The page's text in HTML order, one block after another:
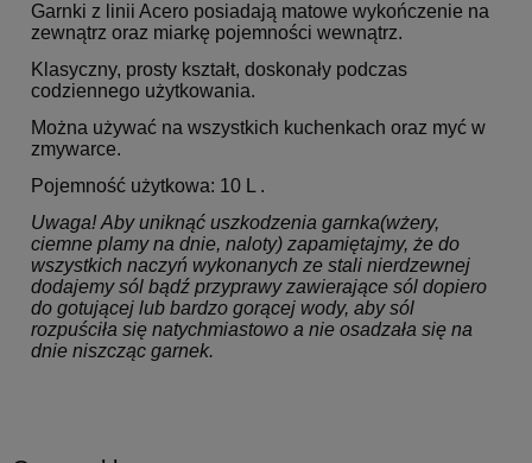
Garnki z linii Acero posiadają matowe wykończenie na
zewnątrz oraz miarkę pojemności wewnątrz.
Klasyczny, prosty kształt, doskonały podczas
codziennego użytkowania.
Można używać na wszystkich kuchenkach oraz myć w
zmywarce.
Pojemność użytkowa: 10 L .
Uwaga! Aby uniknąć uszkodzenia garnka(wżery,
ciemne plamy na dnie, naloty) zapamiętajmy, że do
wszystkich naczyń wykonanych ze stali nierdzewnej
dodajemy sól bądź przyprawy zawierające sól dopiero
do gotującej lub bardzo gorącej wody, aby sól
rozpuściła się natychmiastowo a nie osadzała się na
dnie niszcząc garnek.